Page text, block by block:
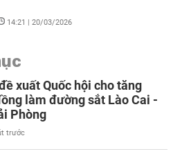
14:21 | 20/03/2026
xuất Quốc hội cho tăng
làm đường sắt Lào Cai -
Phòng
trước